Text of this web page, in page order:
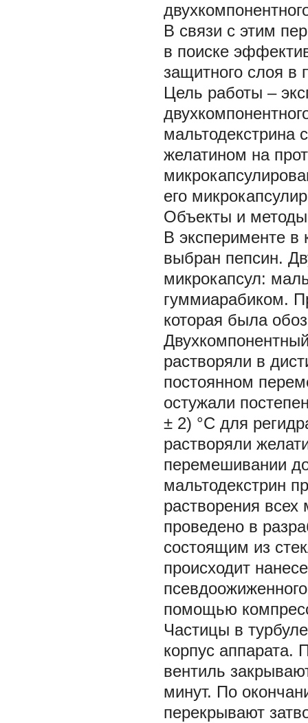
В связи с этим
в поиске
защитного слоя в
Цель работы –
мальтодекстрина
желатином на
его
Объекты и
В эксперименте в
выбран пепсин.
микрокапсул:
гуммиарабиком.
которая была
растворяли в
постоянном
остужали
± 2) °С для
растворяли
перемешивании
мальтодекстрин
растворения
проведено в
состоящим из
происходит
помощью
Частицы в
корпус аппарата.
вентиль
минут. По
перекрывают